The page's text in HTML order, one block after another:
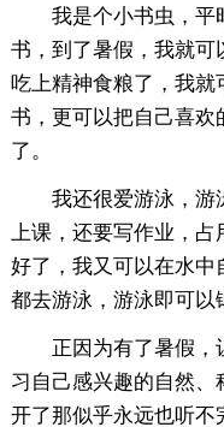
我是个小书虫，平
书，到了暑假，我就可
吃上精神食粮了，我
书，更可以把自己喜
了。
我还很爱游泳，游
上课，还要写作业，
好了，我又可以在水中
都去游泳，游泳即可以
正因为有了暑假，
习自己感兴趣的自然
开了那似乎永远也听不